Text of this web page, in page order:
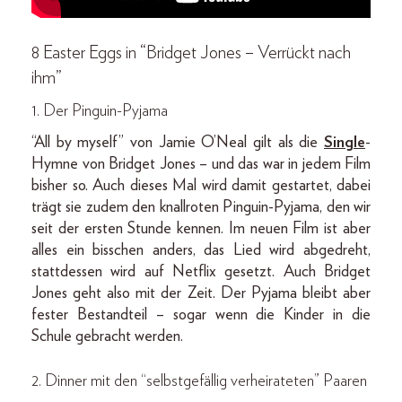
8 Easter Eggs in “Bridget Jones – Verrückt nach
ihm”
1. Der Pinguin-Pyjama
“All by myself” von Jamie O’Neal gilt als die Single-
Hymne von Bridget Jones – und das war in jedem Film
bisher so. Auch dieses Mal wird damit gestartet, dabei
trägt sie zudem den knallroten Pinguin-Pyjama, den wir
seit der ersten Stunde kennen. Im neuen Film ist aber
alles ein bisschen anders, das Lied wird abgedreht,
stattdessen wird auf Netflix gesetzt. Auch Bridget
Jones geht also mit der Zeit. Der Pyjama bleibt aber
fester Bestandteil – sogar wenn die Kinder in die
Schule gebracht werden.
2. Dinner mit den “selbstgefällig verheirateten” Paaren